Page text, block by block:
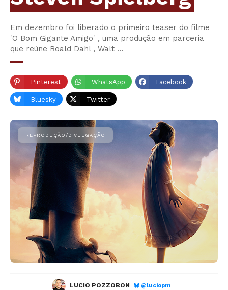
Em dezembro foi liberado o primeiro teaser do filme
'O Bom Gigante Amigo' , uma produção em parceria
que reúne Roald Dahl , Walt …
Pinterest WhatsApp Facebook
Bluesky Twitter
LUCIO POZZOBON @luciopm